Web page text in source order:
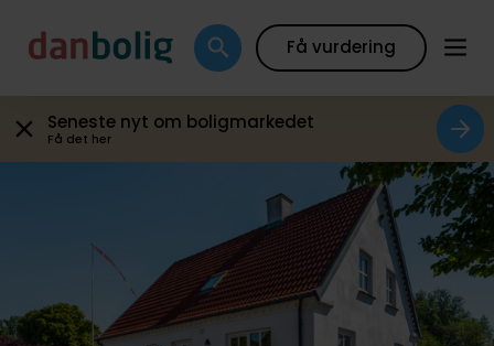
Få vurdering
Seneste nyt om boligmarkedet
Få det her
Plantegning Boligfakta Kort Beregn boliglån